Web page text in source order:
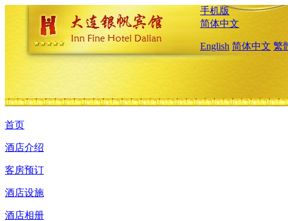
手机版
简体中文
English 简体中文 繁
首页
酒店介绍
客房预订
酒店设施
酒店相册